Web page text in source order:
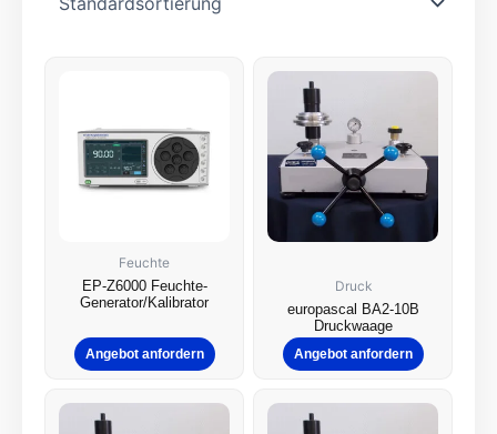
Feuchte
EP-Z6000 Feuchte-
Generator/Kalibrator
Angebot anfordern
Druck
europascal BA2-10B
Druckwaage
Angebot anfordern